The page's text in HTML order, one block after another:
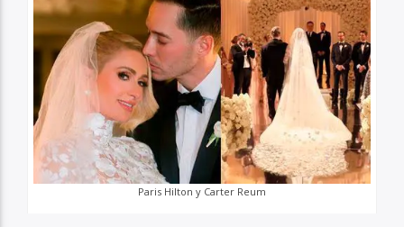
Paris Hilton y Carter Reum